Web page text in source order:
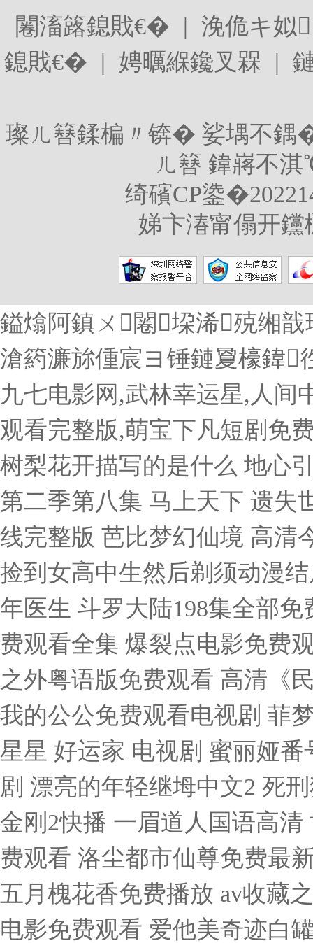
闂滀簬鎴戝€� | 浼佹キ姒
鎴戝€� | 娉曞緥鑱叉槑 |
璨ㄦ簮鍒楄〃锛� 娑堣不鍝
ㄦ簮 鍏嶈不
绮礗CP鍌
娣卞湷甯傝开
鎰熻阿鎮ㄨ闂垜浠殑缃
滄箹濂旀偅宸ヨ锤鏈夐檺鍏
九七电影网,武林幸运星,人间
观看完整版,萌宝下凡短剧免
树梨花开描写的是什么 地心
第二季第八集 马上天下 遗失
线完整版 芭比梦幻仙境 高清
捡到女高中生然后剃须动漫
年医生 斗罗大陆198集全部
费观看全集 爆裂点电影免费
之外粤语版免费观看 高清《
我的公公免费观看电视剧 菲
星星 好运家 电视剧 蜜丽娅
剧 漂亮的年轻继坶中文2 死
金刚2快播 一眉道人国语高
费观看 洛尘都市仙尊免费最
五月槐花香免费播放 av收藏
电影免费观看 爱他美奇迹白